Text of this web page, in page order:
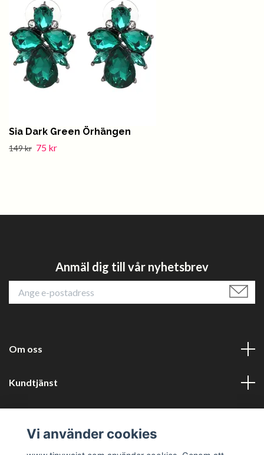
Sia Dark Green Örhängen
149 kr 75 kr
Anmäl dig till vår nyhetsbrev
Om oss
Kundtjänst
Sociala medier
Vi använder cookies